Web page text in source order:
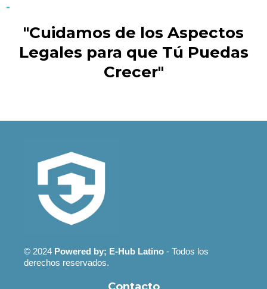
-
"Cuidamos de los Aspectos
Legales para que Tú Puedas
Crecer"
© 2024 Powered by; E-Hub Latino - Todos los
derechos reservados.